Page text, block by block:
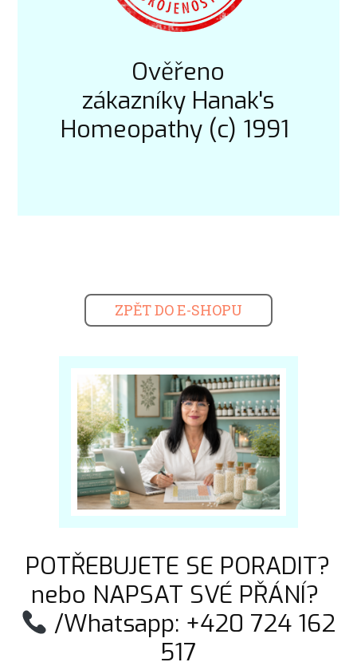
Ověřeno
zákazníky Hanak's
Homeopathy (c) 1991
ZPĚT DO E-SHOPU
POTŘEBUJETE SE PORADIT?
nebo NAPSAT SVÉ PŘÁNÍ?
/Whatsapp: +420 724 162
517